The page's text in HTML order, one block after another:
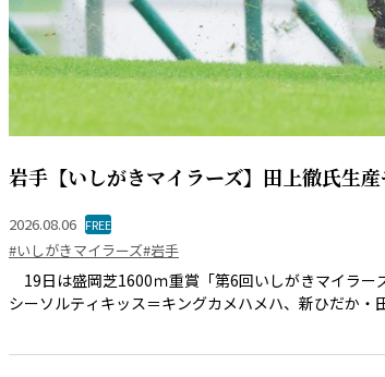
岩手【いしがきマイラーズ】田上徹氏生
2026.08.06 FREE
#いしがきマイラーズ#岩手
19日は盛岡芝1600ｍ重賞「第6回いしがきマイラ
シーソルティキッス＝キングカメハメハ、新ひだか・